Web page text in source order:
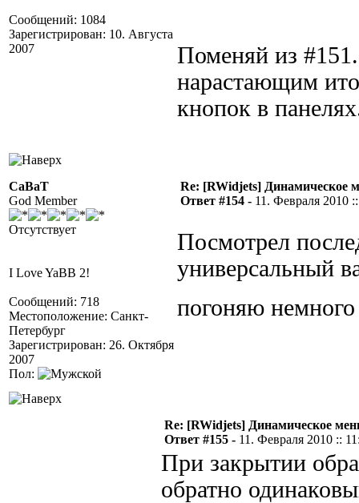
Сообщений: 1084
Зарегистрирован: 10. Августа
2007
Поменяй из
нарастающим
кнопок в
CaBaT
God Member
Отсутствует
I Love YaBB 2!
Сообщений: 718
Местоположение: Санкт-
Петербург
Зарегистрирован: 26. Октября
2007
Пол:
Re: [RWidjets] Динамическое
Ответ #154 - 11. Февраля 2010
Посмотрел
универсальный
погоняю
Re: [RWidjets] Динамическое
Ответ #155 - 11. Февраля 2010 ::
При закрытии
обратно